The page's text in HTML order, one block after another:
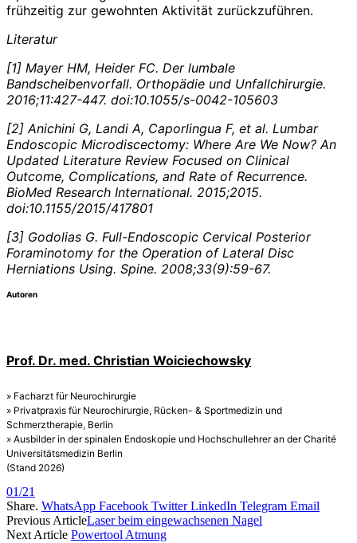
frühzeitig zur gewohnten Aktivität zurückzuführen.
Literatur
[1] Mayer HM, Heider FC. Der lumbale
Bandscheibenvorfall. Orthopädie und Unfallchirurgie.
2016;11:427-447. doi:10.1055/s-0042-105603
[2] Anichini G, Landi A, Caporlingua F, et al. Lumbar
Endoscopic Microdiscectomy: Where Are We Now? An
Updated Literature Review Focused on Clinical
Outcome, Complications, and Rate of Recurrence.
BioMed Research International. 2015;2015.
doi:10.1155/2015/417801
[3] Godolias G. Full-Endoscopic Cervical Posterior
Foraminotomy for the Operation of Lateral Disc
Herniations Using. Spine. 2008;33(9):59-67.
Autoren
Prof. Dr. med. Christian Woiciechowsky
» Facharzt für Neurochirurgie
» Privatpraxis für Neurochirurgie, Rücken- & Sportmedizin und
Schmerztherapie, Berlin
» Ausbilder in der spinalen Endoskopie und Hochschullehrer an der Charité
Universitätsmedizin Berlin
(Stand 2026)
01/21
Share. WhatsApp Facebook Twitter LinkedIn Telegram Email
Previous ArticleLaser beim eingewachsenen Nagel
Next Article Powertool Atmung